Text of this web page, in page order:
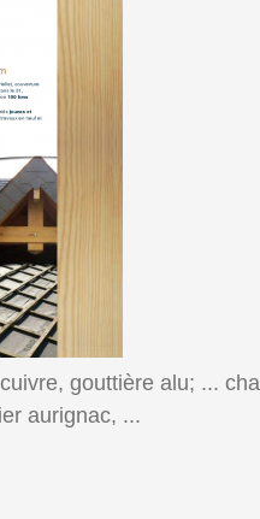
gouttière alu; ...
aurignac, ...